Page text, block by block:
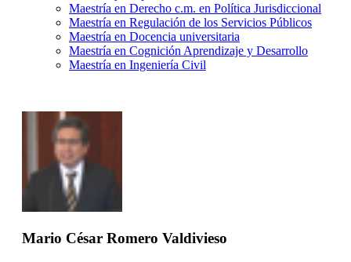
Maestría en Derecho c.m. en Política Jurisdiccional
Maestría en Regulación de los Servicios Públicos
Maestría en Docencia universitaria
Maestría en Cognición Aprendizaje y Desarrollo
Maestría en Ingeniería Civil
Mario César Romero Valdivieso